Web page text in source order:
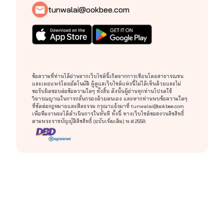
tunwalai@ookbee.com
ข้อความที่ท่านได้อ่านจากเว็บไซต์นี้เกิดจากการเขียนโดยสาธารณชน
และเผยแพร่โดยอัตโนมัติ ผู้ดูแลเว็บไซต์แห่งนี้ไม่ได้เห็นด้วยและไม่
ขอรับผิดชอบต่อข้อความใดๆ ทั้งสิ้น ดังนั้นผู้อ่านทุกท่านโปรดใช้
วิจารณญาณในการกลั่นกรองด้วยตนเอง และหากท่านพบข้อความใดๆ
ที่ขัดต่อกฎหมายและศีลธรรม กรุณาแจ้งมาที่ tunwalai@ookbee.com
เพื่อทีมงานจะได้ดำเนินการในทันที ทั้งนี้ ทางเว็บไซต์ขอสงวนลิขสิทธิ์
ตามพระราชบัญญัติลิขสิทธิ์ (ฉบับเพิ่มเติม) พ.ศ.2558